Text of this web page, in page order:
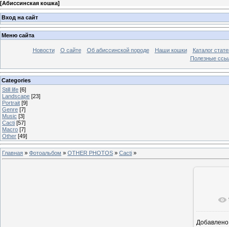
[Абиссинская кошка]
Вход на сайт
Меню сайта
Новости О сайте Об абиссинской породе Наши кошки
Каталог
Полезные
Categories
Still life [6]
Landscape [23]
Portrait [9]
Genre [7]
Music [3]
Cacti [57]
Macro [7]
Other [49]
Главная » Фотоальбом » OTHER PHOTOS » Cacti »
В
Добавлено